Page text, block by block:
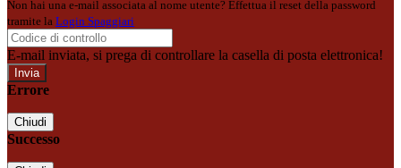
Non hai una e-mail associata al nome utente? Effettua il reset della password
tramite la Login Spaggiari
E-mail inviata, si prega di controllare la casella di posta elettronica!
Errore
Chiudi
Successo